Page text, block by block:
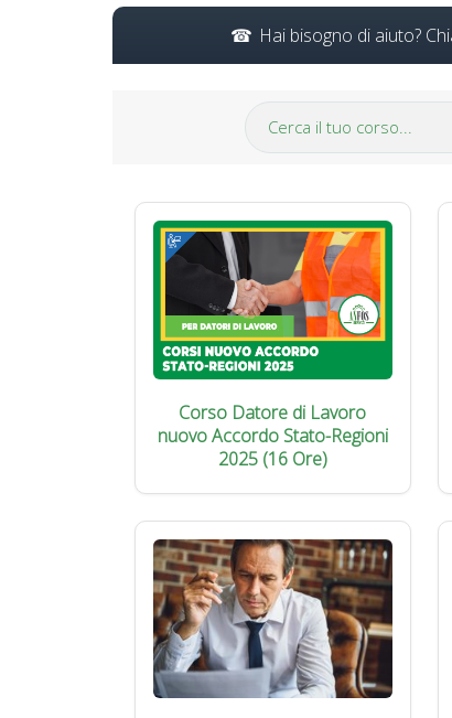
Hai bisogno di aiuto?
Corso Datore di Lavoro
nuovo Accordo Stato-Regioni
2025 (16 Ore)